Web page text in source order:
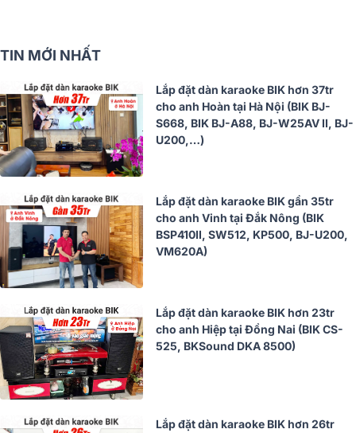
TIN MỚI NHẤT
Lắp đặt dàn karaoke BIK hơn 37tr
cho anh Hoàn tại Hà Nội (BIK BJ-
S668, BIK BJ-A88, BJ-W25AV II, BJ-
U200,…)
Lắp đặt dàn karaoke BIK gần 35tr
cho anh Vinh tại Đắk Nông (BIK
BSP410II, SW512, KP500, BJ-U200,
VM620A)
Lắp đặt dàn karaoke BIK hơn 23tr
cho anh Hiệp tại Đồng Nai (BIK CS-
525, BKSound DKA 8500)
Lắp đặt dàn karaoke BIK hơn 26tr